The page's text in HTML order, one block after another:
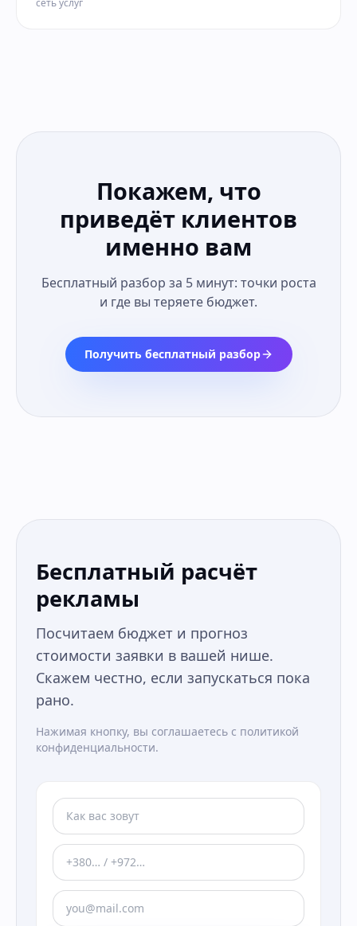
сеть услуг
Покажем, что
приведёт клиентов
именно вам
Бесплатный разбор за 5 минут: точки роста
и где вы теряете бюджет.
Получить бесплатный разбор
Бесплатный расчёт
рекламы
Посчитаем бюджет и прогноз
стоимости заявки в вашей нише.
Скажем честно, если запускаться пока
рано.
Нажимая кнопку, вы соглашаетесь с политикой
конфиденциальности.